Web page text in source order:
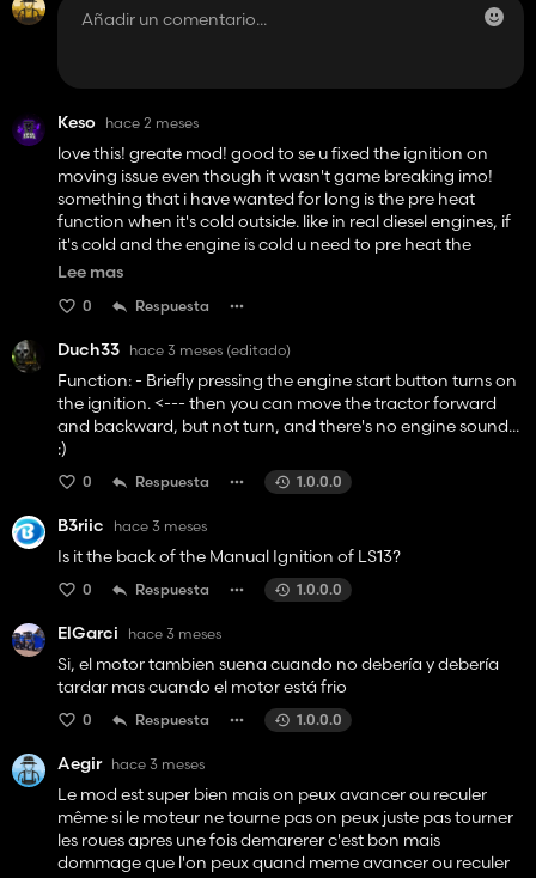
Keso hace 2 meses
love this! greate mod! good to se u fixed the ignition on
moving issue even though it wasn't game breaking imo!
something that i have wanted for long is the pre heat
function when it's cold outside. like in real diesel engines, if
it's cold and the engine is cold u need to pre heat the
engine before u can start it maybe this is something to
Lee mas
0 Respuesta
Duch33 hace 3 meses (editado)
Function: - Briefly pressing the engine start button turns on
the ignition. <--- then you can move the tractor forward
and backward, but not turn, and there's no engine sound...
:)
0 Respuesta 1.0.0.0
B3riic hace 3 meses
Is it the back of the Manual Ignition of LS13?
0 Respuesta 1.0.0.0
ElGarci hace 3 meses
Si, el motor tambien suena cuando no debería y debería
tardar mas cuando el motor está frio
0 Respuesta 1.0.0.0
Aegir hace 3 meses
Le mod est super bien mais on peux avancer ou reculer
même si le moteur ne tourne pas on peux juste pas tourner
les roues apres une fois demarerer c'est bon mais
dommage que l'on peux quand meme avancer ou reculer